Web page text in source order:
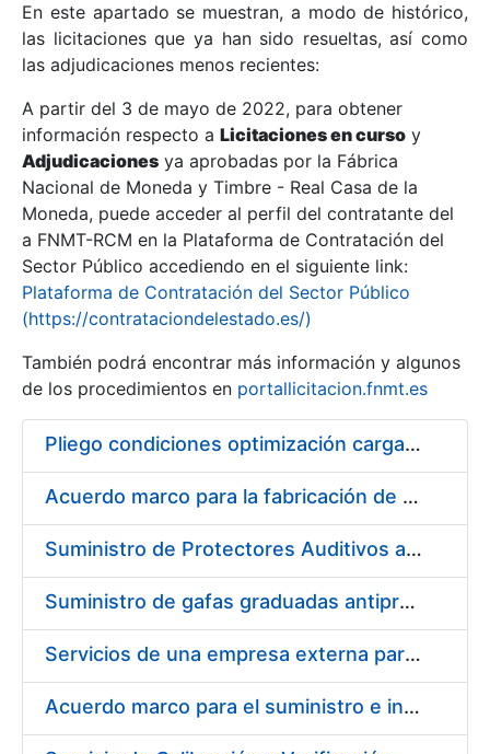
Mostrar/Ocultar
Mostrar/Ocultar
En este apartado se muestran, a modo de histórico,
las licitaciones que ya han sido resueltas, así como
las adjudicaciones menos recientes:
A partir del 3 de mayo de 2022, para obtener
información respecto a Licitaciones en curso y
Adjudicaciones ya aprobadas por la Fábrica
Nacional de Moneda y Timbre - Real Casa de la
Moneda, puede acceder al perfil del contratante del
a FNMT-RCM en la Plataforma de Contratación del
Sector Público accediendo en el siguiente link:
Plataforma de Contratación del Sector Público
(https://contrataciondelestado.es/)
También podrá encontrar más información y algunos
de los procedimientos en portallicitacion.fnmt.es
Pliego condiciones optimización cargas compras firmado
Acuerdo marco para la fabricación de piezas
Suministro de Protectores Auditivos a medida para las personas trabajadoras de los Centros de Trabajo de Madrid y Burgos
Suministro de gafas graduadas antiproyecciones para los trabajadores de la FNMT-RCM en los centros de trabajo de Madrid y Burgos
Servicios de una empresa externa para el asesoramiento y resolución de los recursos de alzada que se presentan relacionados con procesos de selección para la FNMT-RCM
Acuerdo marco para el suministro e instalación de persianas, estores y otros complementos